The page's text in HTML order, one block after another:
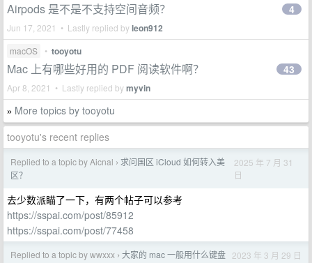
Airpods 是不是不支持空间音频？
Jun 17, 2021 • Lastly replied byleon912
4
macOS • tooyotu
Mac 上有哪些好用的 PDF 阅读软件啊？
Apr 8, 2021 • Lastly replied bymyvin
43
» More topics by tooyotu
tooyotu's recent replies
Replied to a topic by Aicnal › 求问国区 iCloud 如何转入美
区？
2025 年 7 月 31
日
去少数派瞄了一下，有两个帖子可以参考
https://sspai.com/post/85912
https://sspai.com/post/77458
Replied to a topic by wwxxx › 大家的 mac 一般用什么键盘 2023 年 3 月 29 日